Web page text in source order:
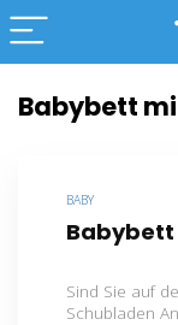
Babybett
BABY
Sind Sie auf
Schubladen